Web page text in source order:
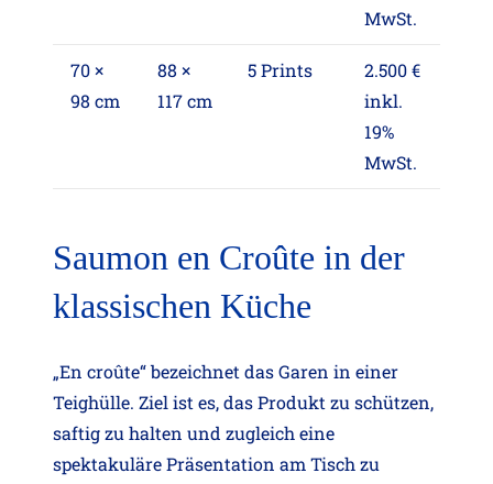
MwSt.
70 ×
98 cm
88 ×
117 cm
5 Prints
2.500 €
inkl.
19%
MwSt.
Saumon en Croûte in der
klassischen Küche
„En croûte“ bezeichnet das Garen in einer
Teighülle. Ziel ist es, das Produkt zu schützen,
saftig zu halten und zugleich eine
spektakuläre Präsentation am Tisch zu